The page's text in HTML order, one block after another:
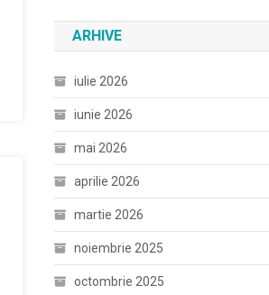
ARHIVE
iulie 2026
iunie 2026
mai 2026
aprilie 2026
martie 2026
noiembrie 2025
octombrie 2025